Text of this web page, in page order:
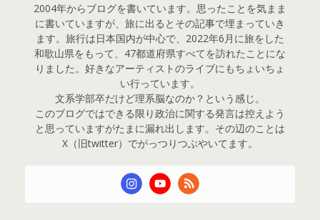
2004年からブログを書いています。思ったことを気まま
に書いていますが、旅に出るとその記事で埋まっていき
ます。旅行は日本国内が中心で、2022年6月に旅をした
和歌山県をもって、47都道府県すべてを訪れたことにな
りました。好きなアーティストのライブにもちょいちょ
い行っています。
文系学部卒だけど理系脳なのか？という感じ。
このブログではできる限り政治に関する発言は控えよう
と思っていますがたまに漏れ出します。その辺のことは
X（旧twitter）でがっつりつぶやいてます。